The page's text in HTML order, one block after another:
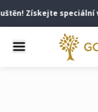
Získejte speciální